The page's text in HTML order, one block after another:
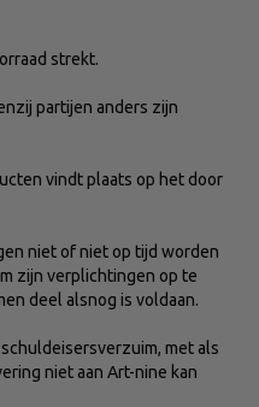
strekt.
partijen anders zijn
vindt plaats op het door
niet of niet op tijd worden
zijn verplichtingen op te
deel alsnog is voldaan.
met als
niet aan Art-nine kan